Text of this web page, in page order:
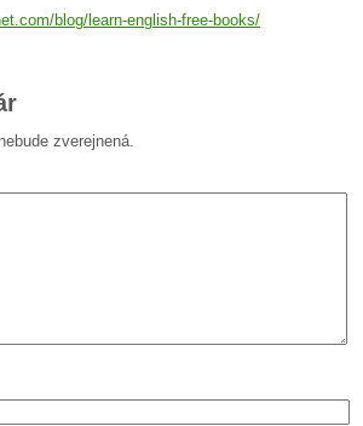
blog/learn-english-free-books/
zverejnená.